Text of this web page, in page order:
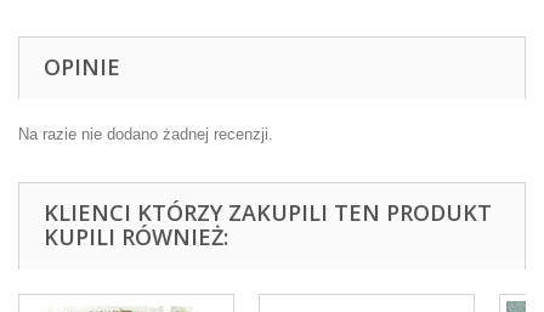
OPINIE
Na razie nie dodano żadnej recenzji.
KLIENCI KTÓRZY ZAKUPILI TEN PRODUKT
KUPILI RÓWNIEŻ: